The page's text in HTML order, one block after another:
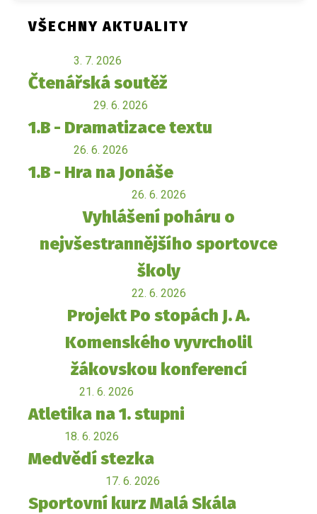
VŠECHNY AKTUALITY
3. 7. 2026
Čtenářská soutěž
29. 6. 2026
1.B - Dramatizace textu
26. 6. 2026
1.B - Hra na Jonáše
26. 6. 2026
Vyhlášení poháru o
nejvšestrannějšího sportovce
školy
22. 6. 2026
Projekt Po stopách J. A.
Komenského vyvrcholil
žákovskou konferencí
21. 6. 2026
Atletika na 1. stupni
18. 6. 2026
Medvědí stezka
17. 6. 2026
Sportovní kurz Malá Skála